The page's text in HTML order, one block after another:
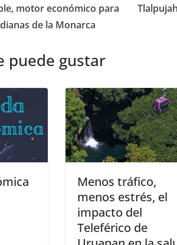
motor económico para
de la Monarca
puede gustar
Menos tráfico,
menos estrés, el
impacto del
Teleférico de